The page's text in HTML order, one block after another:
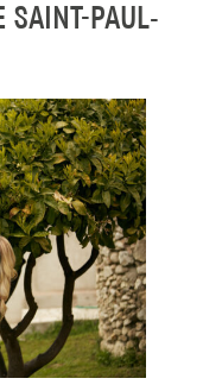
SAINT-PAUL-